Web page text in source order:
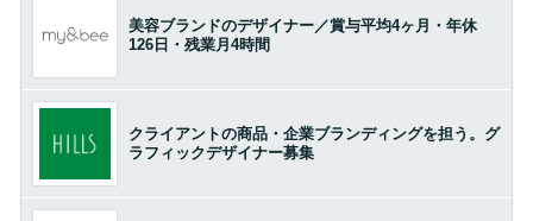
美容ブランドのデザイナー／賞与平均4ヶ月・年休
126日・残業月4時間
クライアントの商品・企業ブランディングを担う。グ
ラフィックデザイナー募集